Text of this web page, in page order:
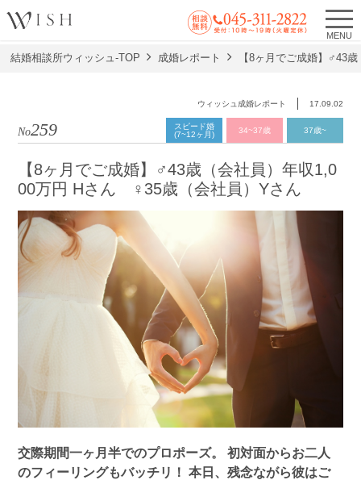
MENU
結婚相談所ウィッシュ-TOP 成婚レポート 【8ヶ月でご成婚】♂43
ウィッシュ成婚レポート 17.09.02
No.259
スピード婚
(7~12ヶ月)
34~37歳 37歳~
【8ヶ月でご成婚】♂43歳（会社員）年収1,0
00万円 Hさん ♀35歳（会社員）Yさん
交際期間一ヶ月半でのプロポーズ。
初対面からお二人
のフィーリングもバッチリ！
本日、残念ながら彼はご